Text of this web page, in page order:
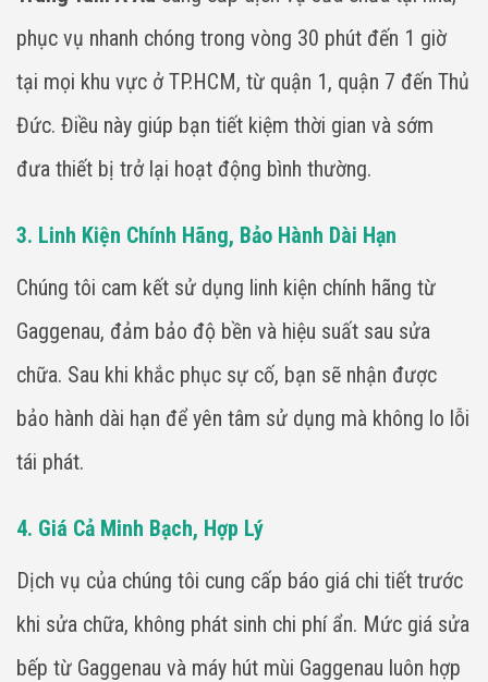
phục vụ nhanh chóng trong vòng 30 phút đến 1 giờ
tại mọi khu vực ở TP.HCM, từ quận 1, quận 7 đến Thủ
Đức. Điều này giúp bạn tiết kiệm thời gian và sớm
đưa thiết bị trở lại hoạt động bình thường.
3. Linh Kiện Chính Hãng, Bảo Hành Dài Hạn
Chúng tôi cam kết sử dụng linh kiện chính hãng từ
Gaggenau, đảm bảo độ bền và hiệu suất sau sửa
chữa. Sau khi khắc phục sự cố, bạn sẽ nhận được
bảo hành dài hạn để yên tâm sử dụng mà không lo lỗi
tái phát.
4. Giá Cả Minh Bạch, Hợp Lý
Dịch vụ của chúng tôi cung cấp báo giá chi tiết trước
khi sửa chữa, không phát sinh chi phí ẩn. Mức giá sửa
bếp từ Gaggenau và máy hút mùi Gaggenau luôn hợp